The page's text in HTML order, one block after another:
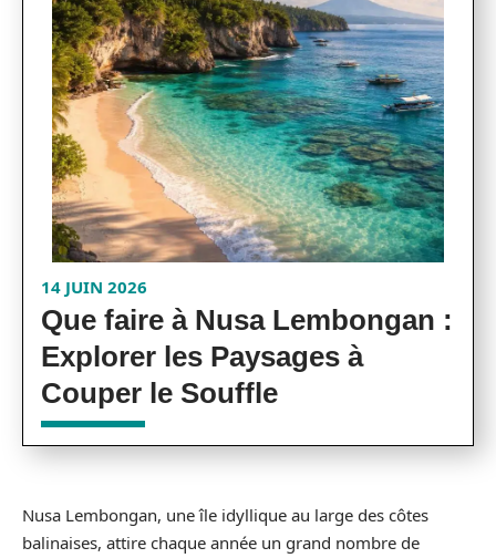
14 JUIN 2026
Que faire à Nusa Lembongan :
Explorer les Paysages à
Couper le Souffle
Nusa Lembongan, une île idyllique au large des côtes
balinaises, attire chaque année un grand nombre de